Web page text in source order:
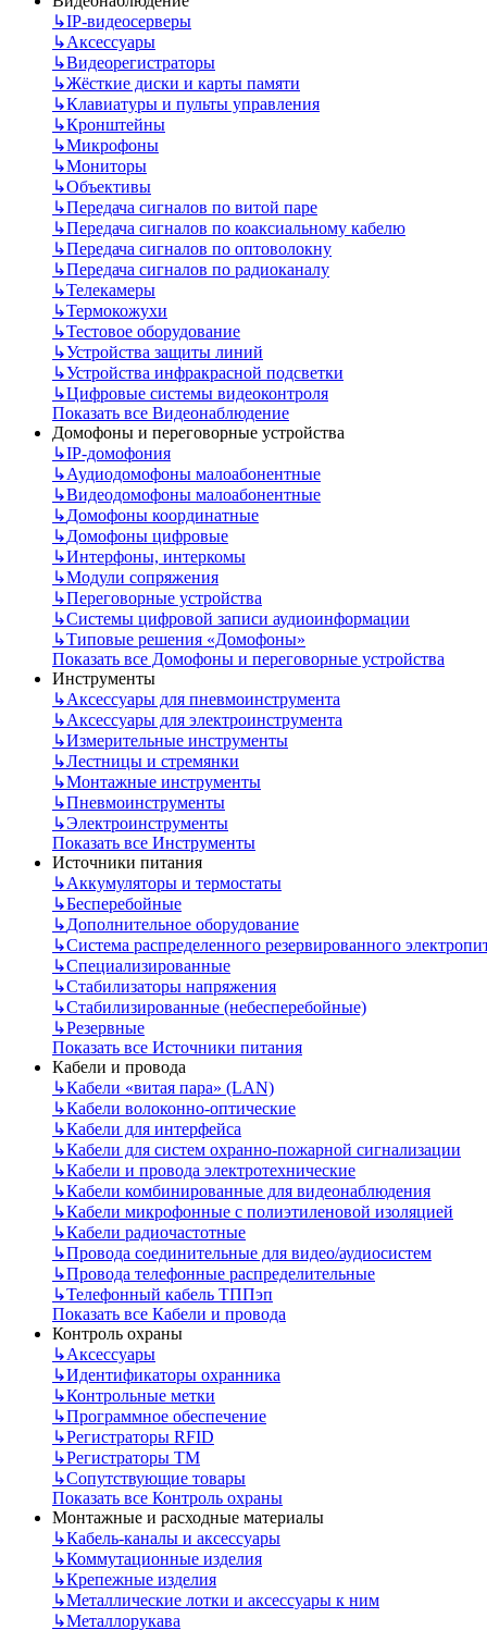
↳IP-видеосерверы
↳Аксессуары
↳Видеорегистраторы
↳Жёсткие диски и карты памяти
↳Клавиатуры и пульты управления
↳Кронштейны
↳Микрофоны
↳Мониторы
↳Объективы
↳Передача сигналов по витой паре
↳Передача сигналов по коаксиальному кабелю
↳Передача сигналов по оптоволокну
↳Передача сигналов по радиоканалу
↳Телекамеры
↳Термокожухи
↳Тестовое оборудование
↳Устройства защиты линий
↳Устройства инфракрасной подсветки
↳Цифровые системы видеоконтроля
Показать все Видеонаблюдение
Домофоны и переговорные устройства
↳IP-домофония
↳Аудиодомофоны малоабонентные
↳Видеодомофоны малоабонентные
↳Домофоны координатные
↳Домофоны цифровые
↳Интерфоны, интеркомы
↳Модули сопряжения
↳Переговорные устройства
↳Системы цифровой записи аудиоинформации
↳Типовые решения «Домофоны»
Показать все Домофоны и переговорные устройства
Инструменты
↳Аксессуары для пневмоинструмента
↳Аксессуары для электроинструмента
↳Измерительные инструменты
↳Лестницы и стремянки
↳Монтажные инструменты
↳Пневмоинструменты
↳Электроинструменты
Показать все Инструменты
Источники питания
↳Аккумуляторы и термостаты
↳Бесперебойные
↳Дополнительное оборудование
↳Система распределенного резервированного
↳Специализированные
↳Стабилизаторы напряжения
↳Стабилизированные (небесперебойные)
↳Резервные
Показать все Источники питания
Кабели и провода
↳Кабели «витая пара» (LAN)
↳Кабели волоконно-оптические
↳Кабели для интерфейса
↳Кабели для систем охранно-пожарной сигнализации
↳Кабели и провода электротехнические
↳Кабели комбинированные для видеонаблюдения
↳Кабели микрофонные с полиэтиленовой изоляцией
↳Кабели радиочастотные
↳Провода соединительные для видео/аудиосистем
↳Провода телефонные распределительные
↳Телефонный кабель ТППэп
Показать все Кабели и провода
Контроль охраны
↳Аксессуары
↳Идентификаторы охранника
↳Контрольные метки
↳Программное обеспечение
↳Регистраторы RFID
↳Регистраторы ТМ
↳Сопутствующие товары
Показать все Контроль охраны
Монтажные и расходные материалы
↳Кабель-каналы и аксессуары
↳Коммутационные изделия
↳Крепежные изделия
↳Металлические лотки и аксессуары к ним
↳Металлорукава